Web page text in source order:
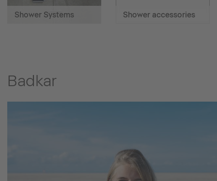
Shower Systems Shower accessories
Badkar